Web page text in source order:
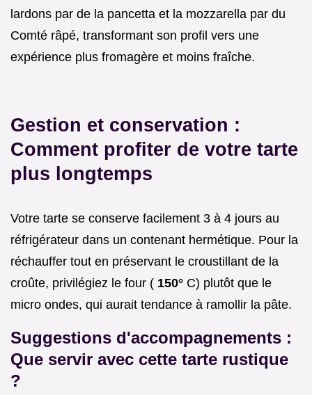
lardons par de la pancetta et la mozzarella par du
Comté râpé, transformant son profil vers une
expérience plus fromagère et moins fraîche.
Gestion et conservation :
Comment profiter de votre tarte
plus longtemps
Votre tarte se conserve facilement 3 à 4 jours au
réfrigérateur dans un contenant hermétique. Pour la
réchauffer tout en préservant le croustillant de la
croûte, privilégiez le four ( 150° C) plutôt que le
micro ondes, qui aurait tendance à ramollir la pâte.
Suggestions d'accompagnements :
Que servir avec cette tarte rustique
?